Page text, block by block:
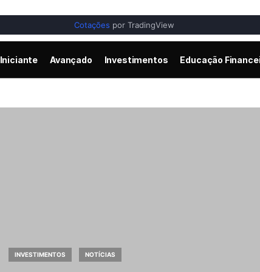
Cotações por TradingView
Iniciante Avançado Investimentos Educação
INVESTIMENTOS NOTÍCIAS